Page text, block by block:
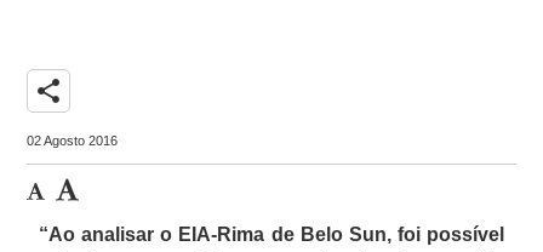
share
02 Agosto 2016
“Ao analisar o EIA-Rima de Belo Sun, foi possível